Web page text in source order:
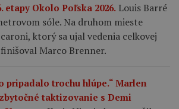
etapy Okolo Poľska 2026. Louis Barré
sóle. Na druhom mieste
ktorý sa ujal vedenia celkovej
Marco Brenner.
pripadalo trochu hlúpe.“ Marlen
taktizovanie s Demi